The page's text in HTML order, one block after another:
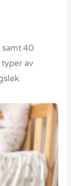
samt 40
av